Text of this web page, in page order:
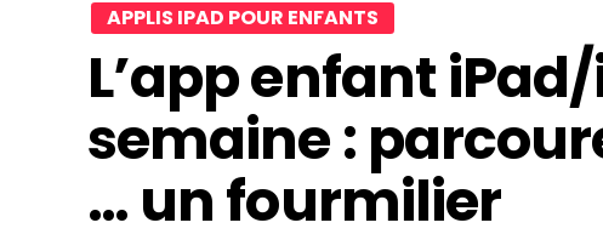
APPLIS IPAD POUR ENFANTS
L’app enfant
semaine :
… un fourmilier